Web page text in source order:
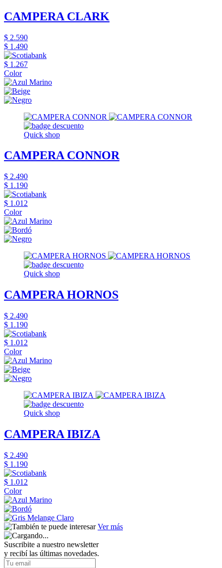
CAMPERA CLARK
$ 2.590
$ 1.490
$ 1.267
Color
Quick shop
CAMPERA CONNOR
$ 2.490
$ 1.190
$ 1.012
Color
Quick shop
CAMPERA HORNOS
$ 2.490
$ 1.190
$ 1.012
Color
Quick shop
CAMPERA IBIZA
$ 2.490
$ 1.190
$ 1.012
Color
Ver más
Suscribite a nuestro newsletter
y recibí las últimas novedades.